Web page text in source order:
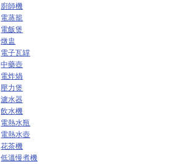
廚師機
電蒸籠
電飯煲
燉盅
電子瓦罉
中藥壺
電炸煱
壓力煲
濾水器
飲水機
電熱水瓶
電熱水壺
花茶機
低溫慢煮機